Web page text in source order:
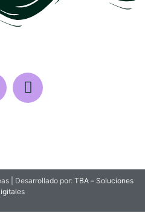
| Desarrollado por: TBA – Soluciones